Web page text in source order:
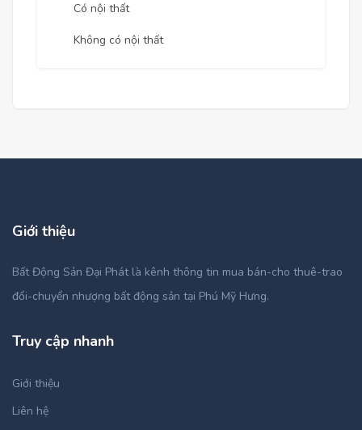
Có nội thất
Không có nội thất
Giới thiệu
Bất Động Sản Đại Phát là kênh thông tin mua bán-cho thuê-trao
đổi-chuyển nhượng bất động sản tại Phú Mỹ Hưng.
Truy cập nhanh
Giới thiệu
Liên hệ